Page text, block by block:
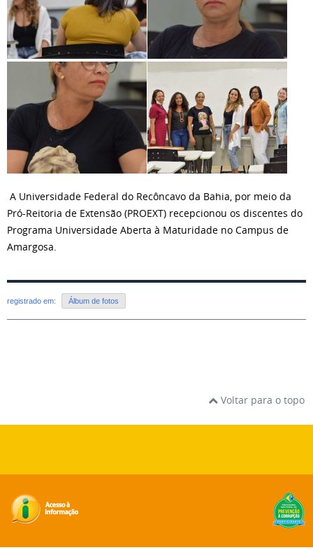
A Universidade Federal do Recôncavo da Bahia, por meio da
Pró-Reitoria de Extensão (PROEXT) recepcionou os discentes do
Programa Universidade Aberta à Maturidade no Campus de
Amargosa.
registrado em: Álbum de fotos
Voltar para o topo